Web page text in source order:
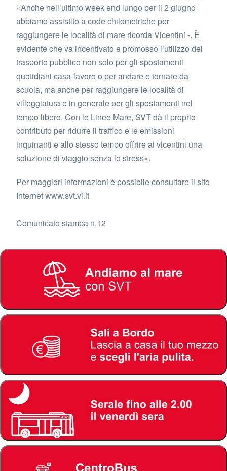
«Anche nell’ultimo week end lungo per il 2 giugno
abbiamo assistito a code chilometriche per
raggiungere le località di mare ricorda Vicentini -. È
evidente che va incentivato e promosso l’utilizzo del
trasporto pubblico non solo per gli spostamenti
quotidiani casa-lavoro o per andare e tornare da
scuola, ma anche per raggiungere le località di
villeggiatura e in generale per gli spostamenti nel
tempo libero. Con le Linee Mare, SVT dà il proprio
contributo per ridurre il traffico e le emissioni
inquinanti e allo stesso tempo offrire ai vicentini una
soluzione di viaggio senza lo stress».
Per maggiori informazioni è possibile consultare il sito
Internet www.svt.vi.it
Comunicato stampa n.12